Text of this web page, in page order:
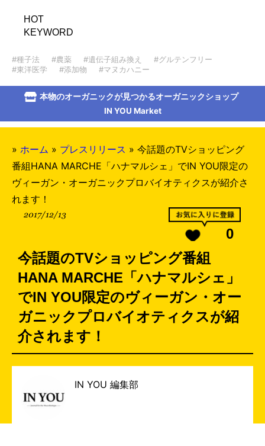
HOT
KEYWORD
#種子法 #農薬 #遺伝子組み換え
#グルテンフリー
#東洋医学
#添加物 #マヌカハニー
本物のオーガニックが見つかるオーガニックショップ
IN YOU Market
» ホーム » プレスリリース » 今話題のTVショッピング
番組HANA MARCHE「ハナマルシェ」でIN YOU限定の
ヴィーガン・オーガニックプロバイオティクスが紹介さ
れます！
2017/12/13
0
今話題のTVショッピング番組
HANA MARCHE「ハナマルシェ」
でIN YOU限定のヴィーガン・オー
ガニックプロバイオティクスが紹
介されます！
IN YOU 編集部